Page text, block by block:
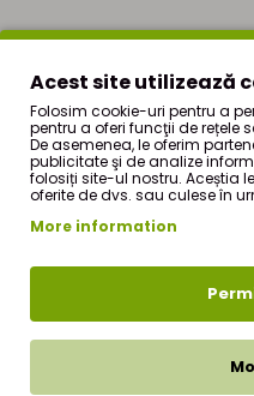
Produs intr-o unitate care
din cereale, mustar, soia,
telina!
Produsul poate contine
TARA DE ORIGINE:CHINA
este produs
Acest site utilizează
Folosim cookie-uri pentru a
pentru a oferi funcţii de rețele
De asemenea, le oferim
publicitate şi de analize
folosiți site-ul nostru. Aceștia
oferite de dvs. sau culese în
More information